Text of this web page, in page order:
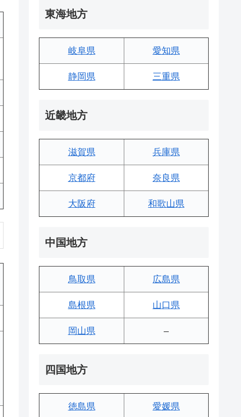
東海地方
岐阜県 愛知県
静岡県 三重県
近畿地方
滋賀県 兵庫県
京都府 奈良県
大阪府 和歌山県
中国地方
鳥取県 広島県
島根県 山口県
岡山県 –
四国地方
徳島県 愛媛県